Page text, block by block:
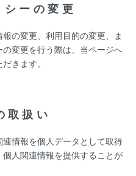
ーの変更
の変更、利用目的の変更、ま
変更を行う際は、当ページへ
きます。
取扱い
情報を個人データとして取得
人関連情報を提供することが